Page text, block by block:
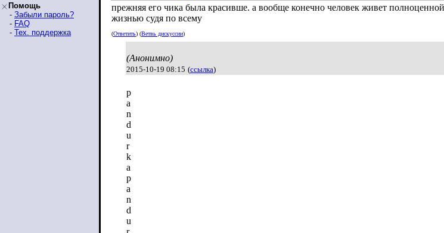
Помощь
- Забыли пароль?
- FAQ
- Тех. поддержка
прежняя его чика была красивше. а вообще конечно человек живет
жизнью судя по всему
(Ответить) (Ветвь дискуссии)
(Анонимно)
2015-10-19 08:15 (ссылка)
p
a
n
d
u
r
k
a
p
a
n
d
u